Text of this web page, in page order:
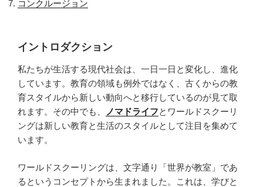
コンクルージョン
イントロダクション
私たちが生活する現代社会は、一日一日と変化し、進化
しています。教育の領域も例外ではなく、古くからの教
育スタイルから新しい動向へと移行しているのが見て取
れます。その中でも、
ノマドライフとワールドスクーリ
ングは新しい教育と生活のスタイルとして注目を集めて
います。
ワールドスクーリングは、文字通り「世界が教室」であ
るというコンセプトから生まれました。これは、学びと